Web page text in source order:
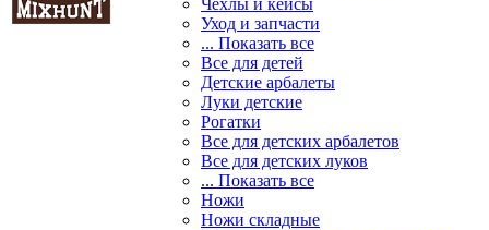
Чехлы и кейсы
Уход и запчасти
... Показать все
Все для детей
Детские арбалеты
Луки детские
Рогатки
Все для детских арбалетов
Все для детских луков
... Показать все
Ножи
Ножи складные